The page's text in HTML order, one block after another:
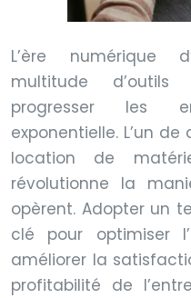
L’ère numérique
multitude
progresser les
exponentielle. L’un
location de
révolutionne la
opèrent. Adopter un
clé pour optimiser
améliorer la
profitabilité de